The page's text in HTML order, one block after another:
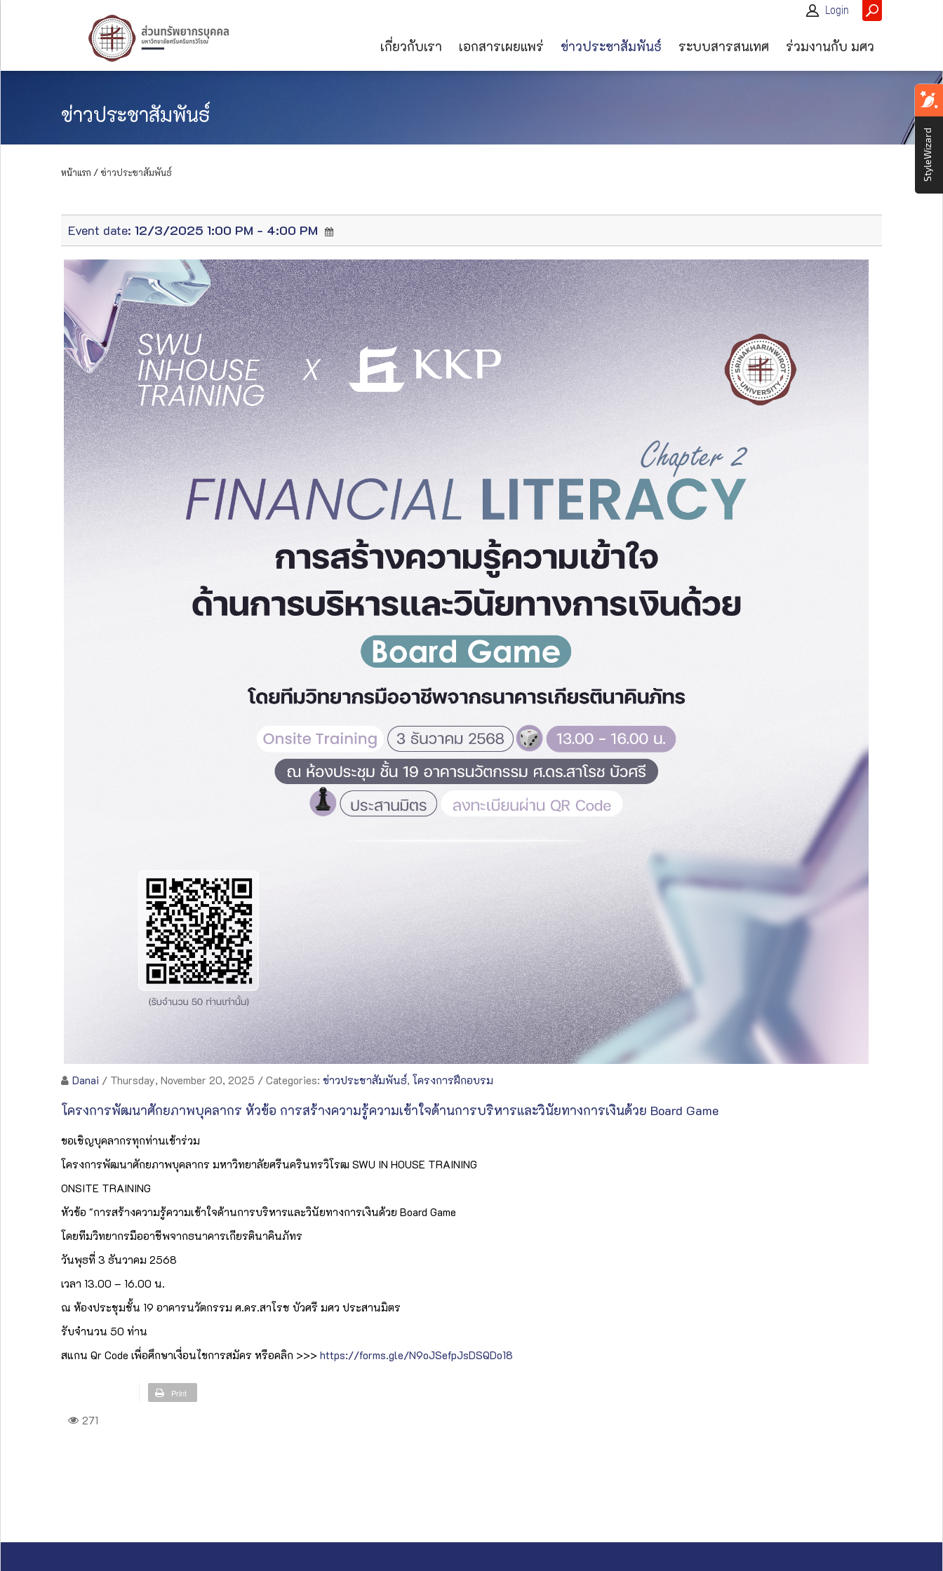
Login
เกี่ยวกับเรา เอกสารเผยแพร่ ข่าวประชาสัมพันธ์ ระบบสารสนเทศ ร่วมงานกับ มศว
ข่าวประชาสัมพันธ์
หน้าแรก / ข่าวประชาสัมพันธ์
Event date: 12/3/2025 1:00 PM - 4:00 PM
Danai / Thursday, November 20, 2025 / Categories: ข่าวประชาสัมพันธ์, โครงการฝึกอบรม
โครงการพัฒนาศักยภาพบุคลากร หัวข้อ การสร้างความรู้ความเข้าใจด้านการบริหารและวินัยทางการเงินด้วย Board Game
ขอเชิญบุคลากรทุกท่านเข้าร่วม
โครงการพัฒนาศักยภาพบุคลากร มหาวิทยาลัยศรีนครินทรวิโรฒ SWU IN HOUSE TRAINING
ONSITE TRAINING
หัวข้อ "การสร้างความรู้ความเข้าใจด้านการบริหารและวินัยทางการเงินด้วย Board Game
โดยทีมวิทยากรมืออาชีพจากธนาคารเกียรตินาคินภัทร
วันพุธที่ 3 ธันวาคม 2568
เวลา 13.00 – 16.00 น.
ณ ห้องประชุมชั้น 19 อาคารนวัตกรรม ศ.ดร.สาโรช บัวศรี มศว ประสานมิตร
รับจำนวน 50 ท่าน
สแกน Qr Code เพื่อศึกษาเงื่อนไขการสมัคร หรือคลิก >>> https://forms.gle/N9oJSefpJsDSQDo18
Print
271
StyleWizard